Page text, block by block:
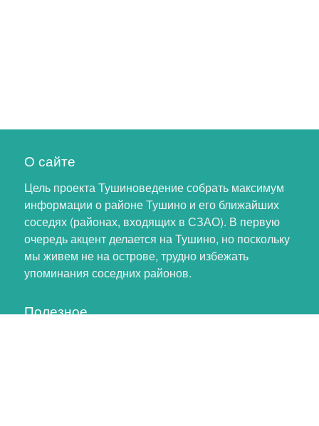
О сайте
Цель проекта Тушиноведение собрать максимум
информации о районе Тушино и его ближайших
соседях (районах, входящих в СЗАО). В первую
очередь акцент делается на Тушино, но поскольку
мы живем не на острове, трудно избежать
упоминания соседних районов.
Полезное